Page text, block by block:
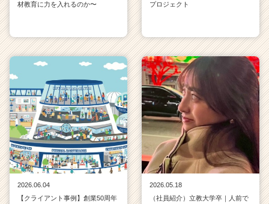
材教育に力を入れるのか〜
プロジェクト
2026.06.04
【クライアント事例】創業50周年
2026.05.18
（社員紹介）立教大学卒｜人前で